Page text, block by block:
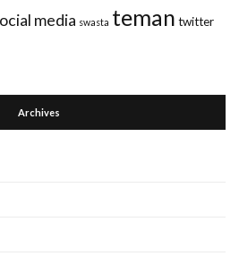
media swasta teman twitter
Archives